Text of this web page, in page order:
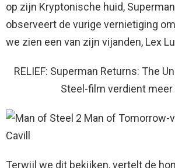
op zijn Kryptonische huid,
observeert de vurige vernietiging
we zien een van zijn vijanden, Lex
RELIEF: Superman Returns: The
Steel-film verdient
Terwijl we dit bekijken, vertelt de